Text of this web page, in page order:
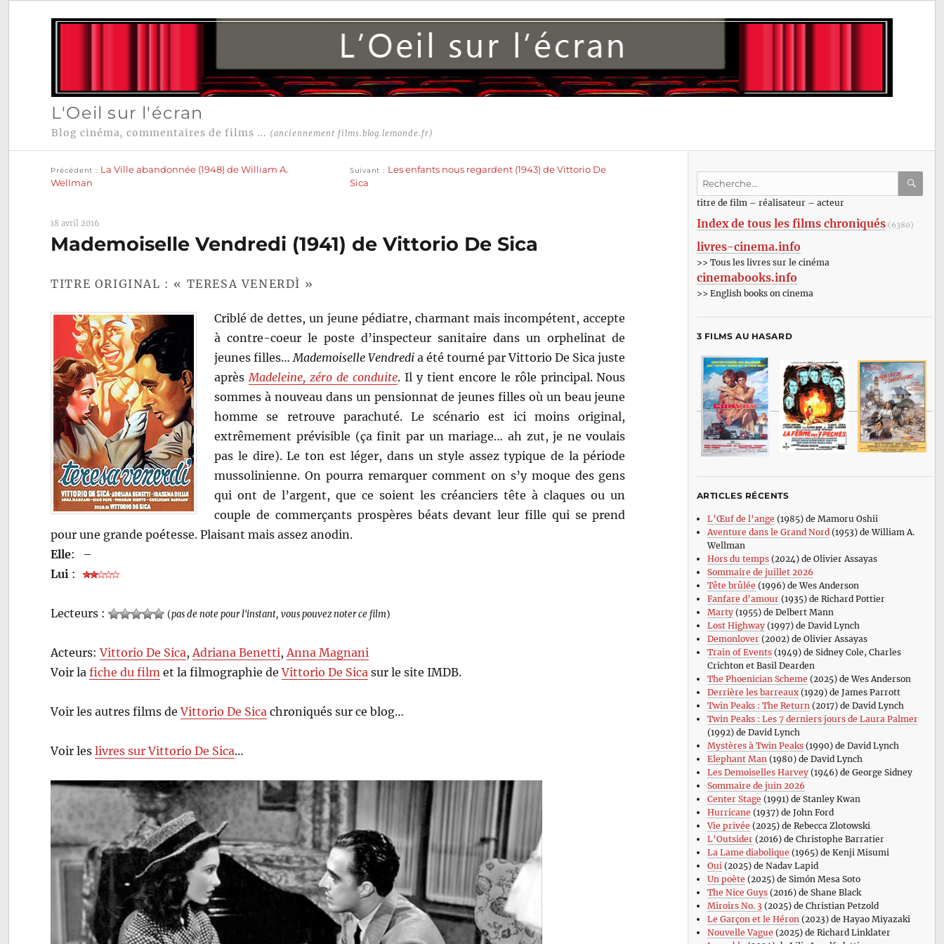
L'Oeil sur l'écran
Blog cinéma, commentaires de films ... (anciennement films.blog.lemonde.fr)
Navigation
de
Précédent
La Ville abandonnée (1948) de William A.
Wellman
Suivant
Les enfants nous regardent (1943) de Vittorio De
Sica
18 avril 2016
Mademoiselle Vendredi (1941) de Vittorio De Sica
TITRE ORIGINAL : « TERESA VENERDÌ »
Criblé de dettes, un jeune pédiatre, charmant mais incompétent, accepte
à contre-coeur le poste d’inspecteur sanitaire dans un orphelinat de
jeunes filles… Mademoiselle Vendredi a été tourné par Vittorio De Sica juste
après Madeleine, zéro de conduite. Il y tient encore le rôle principal. Nous
sommes à nouveau dans un pensionnat de jeunes filles où un beau jeune
homme se retrouve parachuté. Le scénario est ici moins original,
extrêmement prévisible (ça finit par un mariage… ah zut, je ne voulais
pas le dire). Le ton est léger, dans un style assez typique de la période
mussolinienne. On pourra remarquer comment on s’y moque des gens
qui ont de l’argent, que ce soient les créanciers tête à claques ou un
couple de commerçants prospères béats devant leur fille qui se prend
pour une grande poétesse. Plaisant mais assez anodin.
Elle:
–
Lui :
Lecteurs : (pas de note pour l'instant, vous pouvez noter ce film)
Acteurs:Vittorio De Sica, Adriana Benetti, Anna Magnani
Voir lafiche du film et la filmographie deVittorio De Sica sur le site IMDB.
Voir les autres films deVittorio De Sica chroniqués sur ce blog…
Voir leslivres sur Vittorio De Sica…
Recherche
:titre de film – réalisateur – acteur
Index de tous les films chroniqués (6380)
livres-cinema.info
>> Tous les livres sur le cinéma
cinemabooks.info
>> English books on cinema
3 FILMS AU HASARD
ARTICLES RÉCENTS
L’Œuf de l’ange (1985) de Mamoru Oshii
Aventure dans le Grand Nord(1953) de William A.
Wellman
Hors du temps(2024) de Olivier Assayas
Sommaire de juillet 2026
Tête brûlée (1996) de Wes Anderson
Fanfare d’amour(1935) de Richard Pottier
Marty(1955) de Delbert Mann
Lost Highway(1997) de David Lynch
Demonlover(2002) de Olivier Assayas
Train of Events(1949) de Sidney Cole, Charles
Crichton et Basil Dearden
The Phoenician Scheme (2025) de Wes Anderson
Derrière les barreaux(1929) de James Parrott
Twin Peaks : The Return(2017) de David Lynch
Twin Peaks : Les 7 derniers jours de Laura Palmer
(1992) de David Lynch
Mystères à Twin Peaks(1990) de David Lynch
Elephant Man(1980) de David Lynch
Les Demoiselles Harvey(1946) de George Sidney
Sommaire de juin 2026
Center Stage (1991) de Stanley Kwan
Hurricane (1937) de John Ford
Vie privée (2025) de Rebecca Zlotowski
L’Outsider(2016) de Christophe Barratier
La Lame diabolique (1965) de Kenji Misumi
Oui(2025) de Nadav Lapid
Un poète (2025) de Simón Mesa Soto
The Nice Guys(2016) de Shane Black
Miroirs No. 3 (2025) de Christian Petzold
Le Garçon et le Héron(2023) de Hayao Miyazaki
Nouvelle Vague (2025) de Richard Linklater